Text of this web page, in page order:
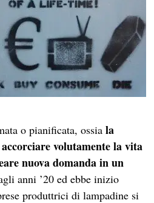
o pianificata, ossiala
volutamente la vita
nuova domanda in un
anni ’20 ed ebbe inizio
produttrici di lampadine si